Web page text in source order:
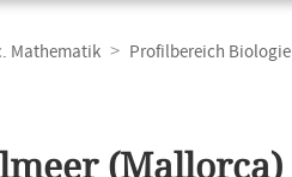
Mathematik Profilbereich Biologie
(Mallorca)